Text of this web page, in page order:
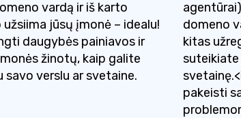
vardą ir iš karto
jūsų įmonė – idealu!
daugybės painiavos ir
žinotų, kaip galite
savo verslu ar svetaine.
domeno
kitas
suteikiate
pakeisti